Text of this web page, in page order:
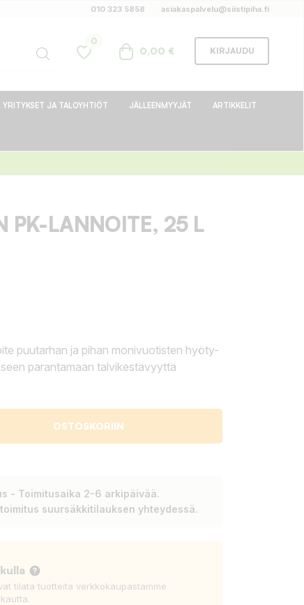
010 323 5858 asiakaspalvelu@siistipiha.fi
0
0,00 € KIRJAUDU
YRITYKSET JA TALOYHTIÖT JÄLLEENMYYJÄT ARTIKKELIT
PK-LANNOITE, 25 L
puutarhan ja pihan monivuotisten hyöty-
parantamaan talvikestävyyttä
OSTOSKORIIN
- Toimitusaika 2-6 arkipäivää.
suursäkkitilauksen yhteydessä.
tilata tuotteita verkkokaupastamme